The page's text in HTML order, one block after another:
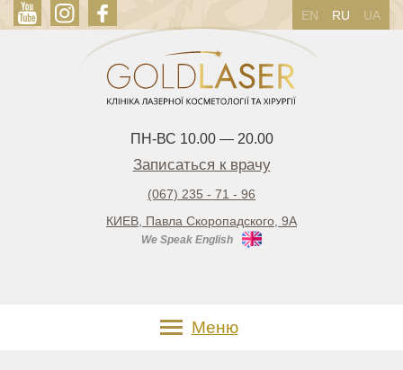
EN RU UA
ПН-ВС 10.00 — 20.00
Записаться к врачу
(067) 235 - 71 - 96
КИЕВ, Павла Скоропадского, 9А
We Speak English
Меню